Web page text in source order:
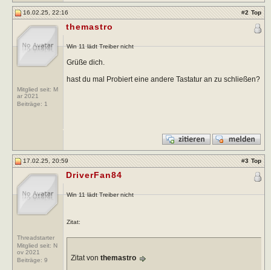
16.02.25, 22:16 #2 Top
Mitglied seit: M
ar 2021
Beiträge: 1
themastro
Win 11 lädt Treiber nicht
Grüße dich.
hast du mal Probiert eine andere Tastatur an zu schließen?
17.02.25, 20:59 #3 Top
Threadstarter
Mitglied seit: N
ov 2021
Beiträge: 9
DriverFan84
Win 11 lädt Treiber nicht
Zitat:
Zitat von themastro